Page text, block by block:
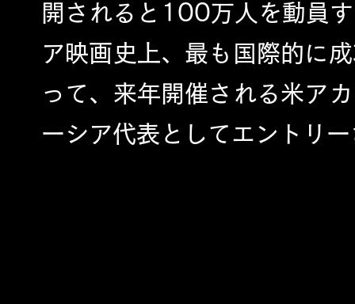
開されると100万人を動員
ア映画史上、最も国際的に
って、来年開催される米ア
ーシア代表としてエントリ